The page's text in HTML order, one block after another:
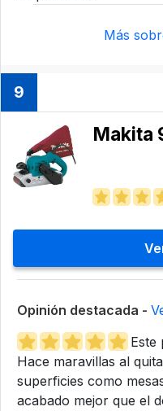
Más
9
Makita
Opinión destacada -
Este
Hace maravillas al
superficies como
acabado mejor que el